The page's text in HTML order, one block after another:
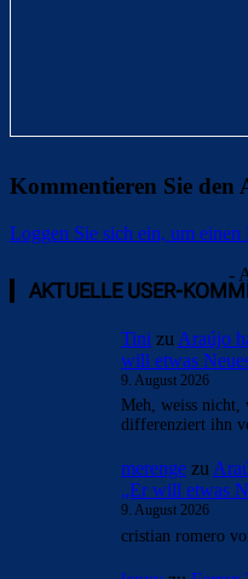
Kommentieren Sie den
Loggen Sie sich ein, um einen
-
AKTUELLE USER-
Tini zu Araújo
will etwas
9. August 2026
Meh, weiss nicht,
differenziert ihn
merenge zu
„Er will etwas
9. August 2026
cristian romero